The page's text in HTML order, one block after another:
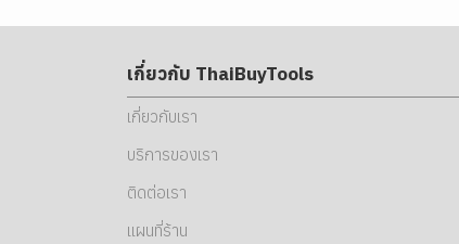
เกี่ยวกับ ThaiBuyTools
เกี่ยวกับเรา
บริการของเรา
ติดต่อเรา
แผนที่ร้าน